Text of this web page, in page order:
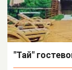
"Тай"